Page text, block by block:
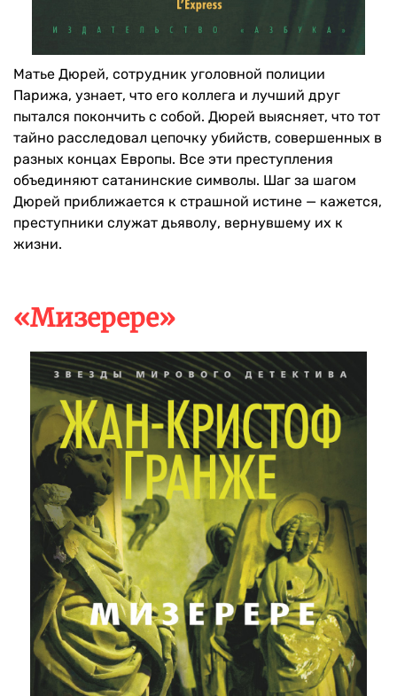
Матье Дюрей, сотрудник уголовной полиции
Парижа, узнает, что его коллега и лучший друг
пытался покончить с собой. Дюрей выясняет, что тот
тайно расследовал цепочку убийств, совершенных в
разных концах Европы. Все эти преступления
объединяют сатанинские символы. Шаг за шагом
Дюрей приближается к страшной истине — кажется,
преступники служат дьяволу, вернувшему их к
жизни.
«Мизерере»